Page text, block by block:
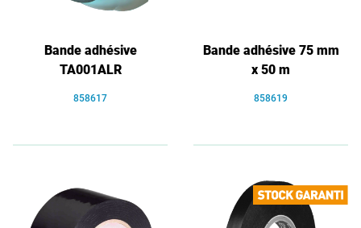
Bande adhésive
TA001ALR
858617
Bande adhésive 75 mm
x 50 m
858619